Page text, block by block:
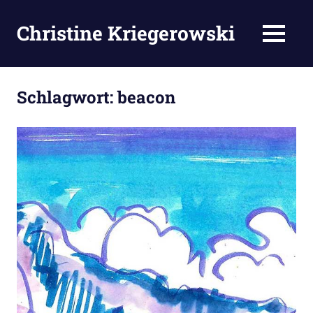
Inhalt
springen
Christine Kriegerowski MENÜ
Schlagwort:beacon